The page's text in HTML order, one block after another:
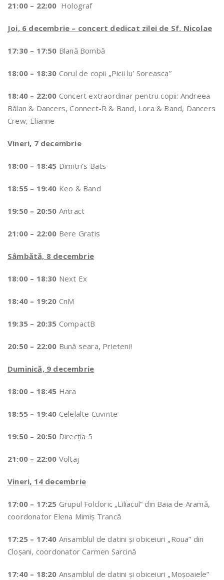
21:00 – 22:00 Holograf
Joi, 6 decembrie – concert dedicat zilei de Sf. Nicolae
17:30 – 17:50 Blană Bombă
18:00 – 18:30 Corul de copii „Picii lu’ Soreasca”
18:40 – 22:00 Concert extraordinar pentru copii: Andreea
Bălan & Dancers, Connect-R & Band, Lora & Band, Dancers
Crew, Elianne
Vineri, 7 decembrie
18:00 – 18:45 Dimitri’s Bats
18:55 – 19:40 Keo & Band
19:50 – 20:50 Antract
21:00 – 22:00 Bere Gratis
Sâmbătă, 8 decembrie
18:00 – 18:30 Next Ex
18:40 – 19:20 CnM
19:35 – 20:35 CompactB
20:50 – 22:00 Bună seara, Prieteni!
Duminică, 9 decembrie
18:00 – 18:45 Hara
18:55 – 19:40 Celelalte Cuvinte
19:50 – 20:50 Direcţia 5
21:00 – 22:00 Voltaj
Vineri, 14 decembrie
17:00 – 17:25 Grupul Folcloric „Liliacul” din Baia de Aramă,
coordonator Elena Mimiș Trancă
17:25 – 17:40 Ansamblul de datini și obiceiuri „Roua” din
Cloșani, coordonator Carmen Sarcină
17:40 – 18:20 Ansamblul de datini și obiceiuri „Moșoaiele”